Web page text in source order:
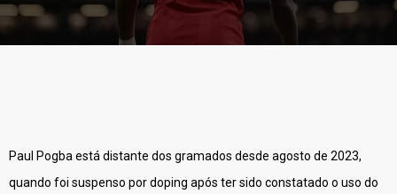
Paul Pogba está distante dos gramados desde agosto de 2023,
quando foi suspenso por doping após ter sido constatado o uso do